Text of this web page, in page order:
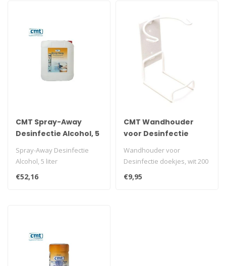
CMT Spray-Away
Desinfectie Alcohol, 5
Spray-Away Desinfectie
Alcohol, 5 liter
€52,16
CMT Wandhouder
voor Desinfectie
Wandhouder voor
Desinfectie doekjes, wit 200
stuks
€9,95